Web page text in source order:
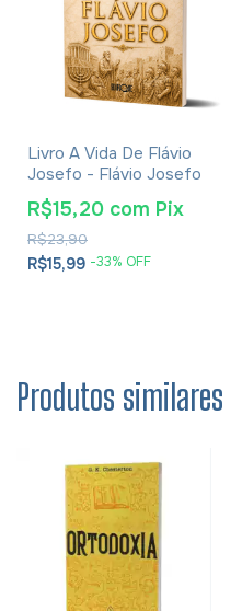
Livro A Vida De Flávio
Josefo - Flávio Josefo
R$15,99 -33% OFF
R$23,90
R$15,20 com Pix
Produtos similares